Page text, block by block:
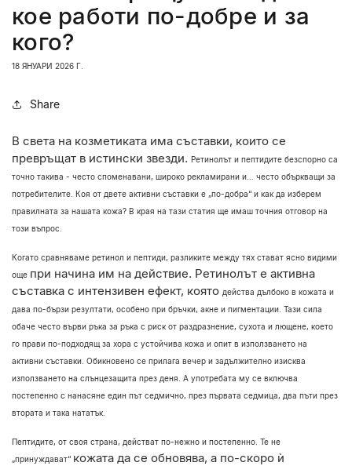
кое работи по-добре и за
кого?
18 ЯНУАРИ 2026 Г.
Share
В света на козметиката има съставки, които се
превръщат в истински звезди. Ретинолът и пептидите безспорно са
точно такива - често споменавани, широко рекламирани и… често объркващи за
потребителите. Коя от двете активни съставки е „по-добра“ и как да изберем
правилната за нашата кожа? В края на тази статия ще имаш точния отговор на
този въпрос.
Когато сравняваме ретинол и пептиди, разликите между тях стават ясно видими
още при начина им на действие. Ретинолът е активна
съставка с интензивен ефект, която действа дълбоко в кожата и
дава по-бързи резултати, особено при бръчки, акне и пигментации. Тази сила
обаче често върви ръка за ръка с риск от раздразнение, сухота и лющене, което
го прави по-подходящ за хора с устойчива кожа и опит в използването на
активни съставки. Обикновено се прилага вечер и задължително изисква
използването на слънцезащита през деня. А употребата му се включва
постепенно с нанасяне един път седмично, през първата седмица, два пъти през
втората и така нататък.
Пептидите, от своя страна, действат по-нежно и постепенно. Те не
„принуждават“ кожата да се обновява, а по-скоро ѝ